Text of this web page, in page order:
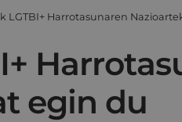
LGTBI+ Harrotasunaren
egin du